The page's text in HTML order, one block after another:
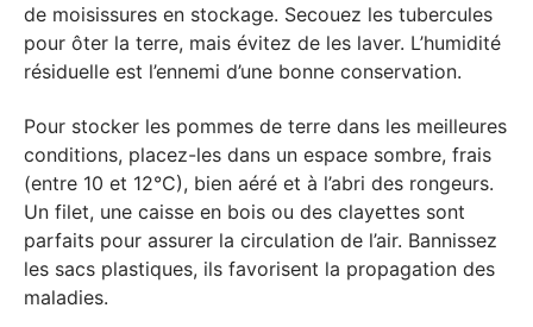
de moisissures en stockage. Secouez les tubercules
pour ôter la terre, mais évitez de les laver. L’humidité
résiduelle est l’ennemi d’une bonne conservation.
Pour stocker les pommes de terre dans les meilleures
conditions, placez-les dans un espace sombre, frais
(entre 10 et 12°C), bien aéré et à l’abri des rongeurs.
Un filet, une caisse en bois ou des clayettes sont
parfaits pour assurer la circulation de l’air. Bannissez
les sacs plastiques, ils favorisent la propagation des
maladies.